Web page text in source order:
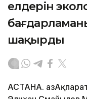
елдерін
шақырды
АСТАНА.